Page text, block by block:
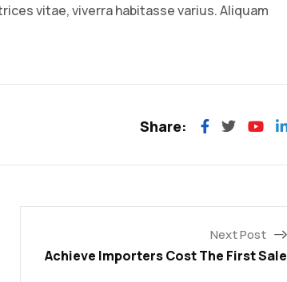
vitae, viverra habitasse varius. Aliquam
Share:
Next Post
Achieve Importers Cost The First Sale